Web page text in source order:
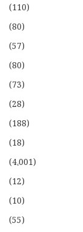
(110)
(80)
(57)
(80)
(73)
(28)
(188)
(18)
(4،001)
(12)
(10)
(55)